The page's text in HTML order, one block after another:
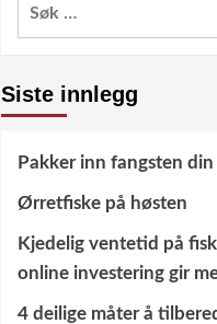
Siste innlegg
Pakker inn fangsten
Ørretfiske på høsten
Kjedelig ventetid på
online investering gir
4 deilige måter å